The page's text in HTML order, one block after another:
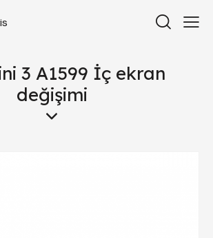
3 A1599 İç ekran
değişimi